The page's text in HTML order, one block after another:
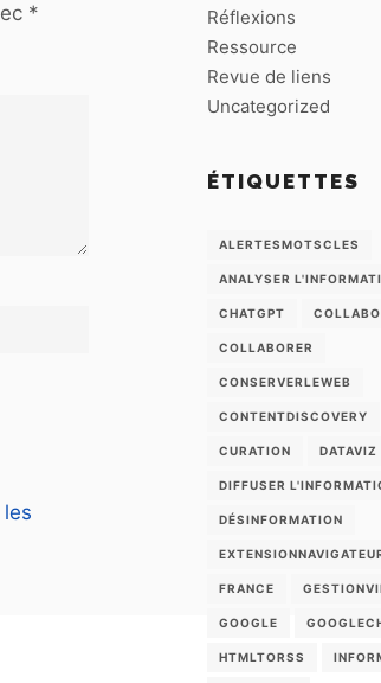
*
Réflexions
Ressource
Revue de liens
Uncategorized
ÉTIQUETTES
ALERTESMOTSCLES
ANALYSER
CHATGPT
COLLABORER
CONSERVERLEWEB
CONTENTDISCOVERY
CURATION DATAVIZ
DIFFUSER
DÉSINFORMATION
FRANCE
GOOGLE
HTMLTORSS